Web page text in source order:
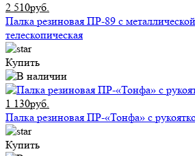
2 510руб.
Палка резиновая ПР-89 с
телескопическая
Купить
1 130руб.
Палка резиновая ПР-«Тонфа» с
Купить